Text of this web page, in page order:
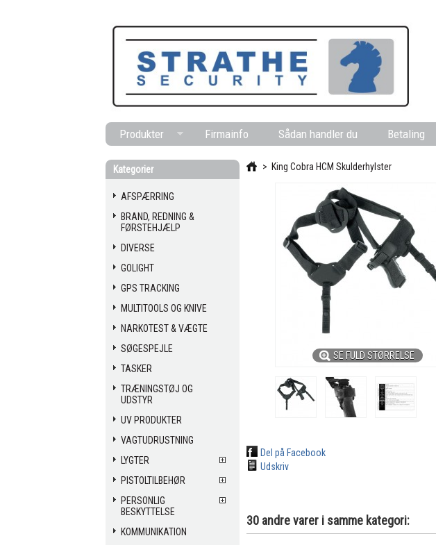
Produkter Firmainfo Sådan handler du Betaling
Kategorier
AFSPÆRRING
BRAND, REDNING &
FØRSTEHJÆLP
DIVERSE
GOLIGHT
GPS TRACKING
MULTITOOLS OG KNIVE
NARKOTEST & VÆGTE
SØGESPEJLE
TASKER
TRÆNINGSTØJ OG
UDSTYR
UV PRODUKTER
VAGTUDRUSTNING
LYGTER
PISTOLTILBEHØR
PERSONLIG
BESKYTTELSE
KOMMUNIKATION
> King Cobra HCM Skulderhylster
SE FULD STØRRELSE
Del på Facebook
Udskriv
30 andre varer i samme kategori: